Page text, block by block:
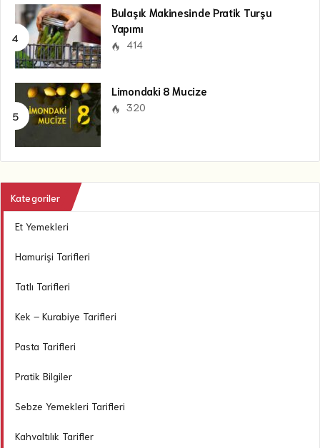
Bulaşık Makinesinde Pratik Turşu
Yapımı
414
Limondaki 8 Mucize
320
Kategoriler
Et Yemekleri
Hamurişi Tarifleri
Tatlı Tarifleri
Kek – Kurabiye Tarifleri
Pasta Tarifleri
Pratik Bilgiler
Sebze Yemekleri Tarifleri
Kahvaltılık Tarifler